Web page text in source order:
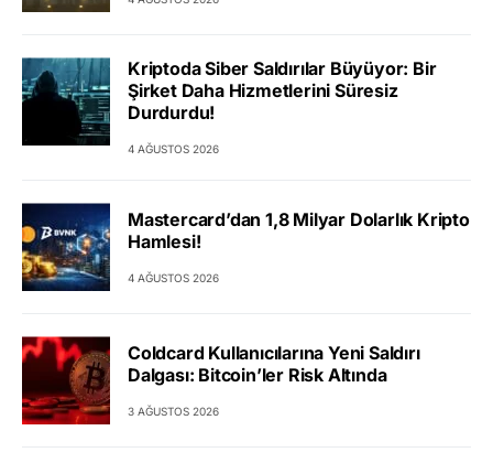
Kriptoda Siber Saldırılar Büyüyor: Bir
Şirket Daha Hizmetlerini Süresiz
Durdurdu!
4 AĞUSTOS 2026
Mastercard’dan 1,8 Milyar Dolarlık Kripto
Hamlesi!
4 AĞUSTOS 2026
Coldcard Kullanıcılarına Yeni Saldırı
Dalgası: Bitcoin’ler Risk Altında
3 AĞUSTOS 2026